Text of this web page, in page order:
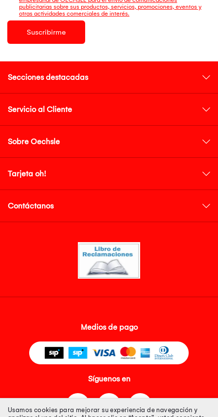
publicitarias sobre sus productos, servicios, promociones, eventos y
otras actividades comerciales de interés.
Suscribirme
Secciones destacadas
Servicio al Cliente
Sobre Oechsle
Tarjeta oh!
Contáctanos
Medios de pago
Síguenos en
Usamos cookies para mejorar su experiencia de navegación y